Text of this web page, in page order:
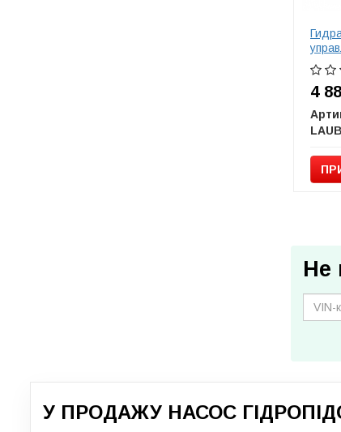
4
Не
У ПРОДАЖУ НАСОС